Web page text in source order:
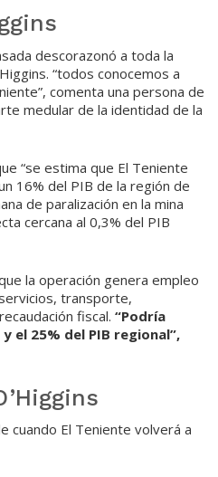
descorazonó a toda la
“todos conocemos a
comenta una persona de
medular de la identidad de la
“se estima que El Teniente
16% del PIB de la región de
de paralización en la mina
cercana al 0,3% del PIB
la operación genera empleo
transporte,
fiscal. “Podría
el 25% del PIB regional”,
cuando El Teniente volverá a